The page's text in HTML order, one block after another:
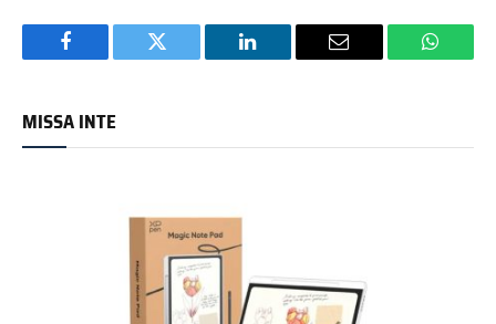
Facebook Twitter LinkedIn Email
MISSA INTE